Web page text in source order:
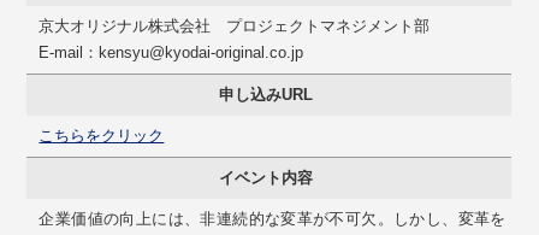
京大オリジナル株式会社 プロジェクトマネジメント部
E-mail：kensyu@kyodai-original.co.jp
申し込みURL
こちらをクリック
イベント内容
企業価値の向上には、非連続的な変革が不可欠。しかし、変革を